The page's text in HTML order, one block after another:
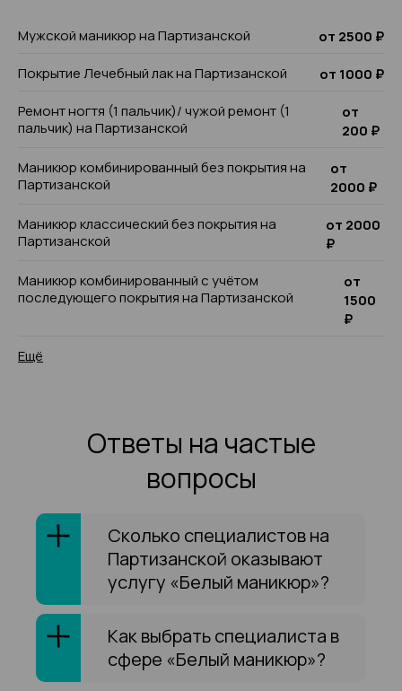
Мужской маникюр на Партизанской
от 2500 ₽
Покрытие Лечебный лак на Партизанской
от 1000 ₽
Ремонт ногтя (1 пальчик)/ чужой ремонт (1
пальчик) на Партизанской
от
200 ₽
Маникюр комбинированный без покрытия на
Партизанской
от
2000 ₽
Маникюр классический без покрытия на
Партизанской
от 2000
₽
Маникюр комбинированный с учётом
последующего покрытия на Партизанской
от
1500
₽
Ещё
Ответы на частые
вопросы
Сколько специалистов на
Партизанской оказывают
услугу «Белый маникюр»?
Как выбрать специалиста в
сфере «Белый маникюр»?